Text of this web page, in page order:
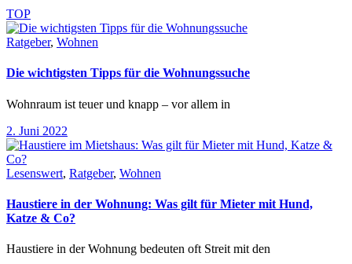
TOP
Ratgeber, Wohnen
Die wichtigsten Tipps für die Wohnungssuche
Wohnraum ist teuer und knapp – vor allem in
2. Juni 2022
Lesenswert, Ratgeber, Wohnen
Haustiere in der Wohnung: Was gilt für Mieter mit Hund,
Katze & Co?
Haustiere in der Wohnung bedeuten oft Streit mit den